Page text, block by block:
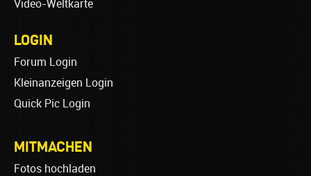
Video-Weltkarte
LOGIN
Forum Login
Kleinanzeigen Login
Quick Pic Login
MITMACHEN
Fotos hochladen